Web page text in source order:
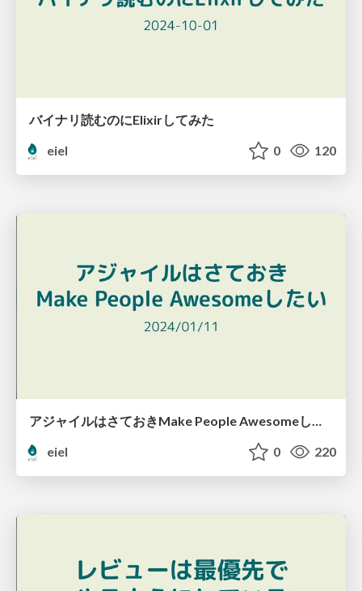
バイナリ読むのにElixirしてみた
eiel
0 120
アジャイルはさておきMake People Awesomeしたい
eiel
0 220